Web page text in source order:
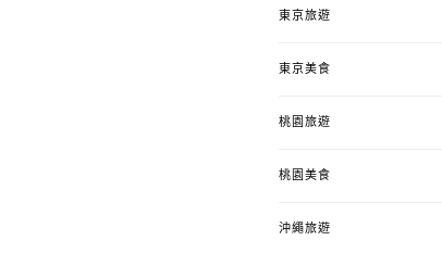
東京旅遊
東京美食
桃園旅遊
桃園美食
沖繩旅遊